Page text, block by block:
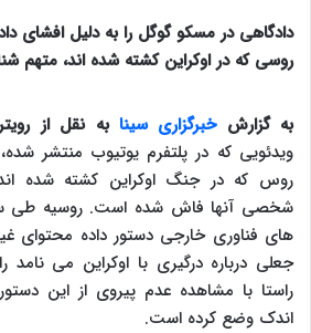
دادگاهی در مسکو گوگل را به دلیل افشای
روسی که در اوکراین کشته شده اند، متهم
به گزارشخبرگزاری سینا به نقل از
ویدئویی که در پلتفرم یوتیوب منتشر شده،
روس که در جنگ اوکراین کشته شده
شخصی آنها فاش شده است. روسیه طی
های فناوری خارجی دستور داده محتوای
جعلی درباره درگیری با اوکراین می
راستا با مشاهده عدم پیروی از این
اندک وضع کرده است.